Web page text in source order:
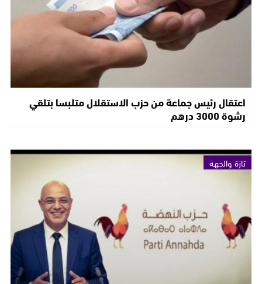
اعتقال رئيس جماعة من حزب الاستقلال متلبسا بتلقي
رشوة 3000 درهم
تازة والجهة